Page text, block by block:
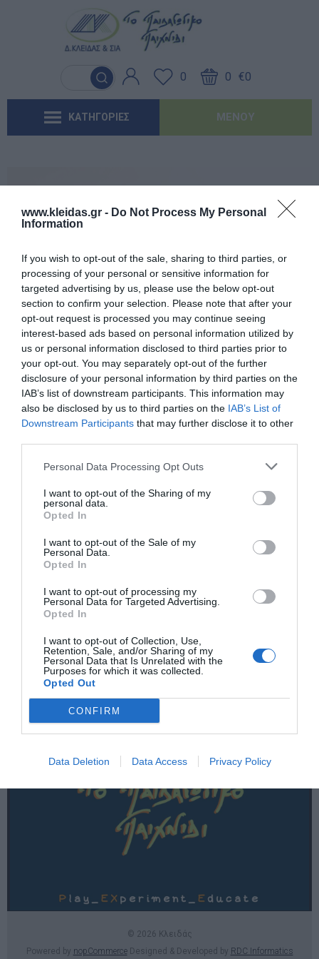
www.kleidas.gr - Do Not Process My Personal
Information
If you wish to opt-out of the sale, sharing to third parties, or
processing of your personal or sensitive information for
targeted advertising by us, please use the below opt-out
section to confirm your selection. Please note that after your
opt-out request is processed you may continue seeing
interest-based ads based on personal information utilized by
us or personal information disclosed to third parties prior to
your opt-out. You may separately opt-out of the further
disclosure of your personal information by third parties on the
IAB’s list of downstream participants. This information may
also be disclosed by us to third parties on the IAB’s List of
Downstream Participants that may further disclose it to other
Personal Data Processing Opt Outs
I want to opt-out of the Sharing of my
personal data.
Opted In
I want to opt-out of the Sale of my
Personal Data.
Opted In
I want to opt-out of processing my
Personal Data for Targeted Advertising.
Opted In
I want to opt-out of Collection, Use,
Retention, Sale, and/or Sharing of my
Personal Data that Is Unrelated with the
Purposes for which it was collected.
Opted Out
CONFIRM
Data Deletion Data Access Privacy Policy
0 0 €0
ΚΑΤΗΓΟΡΙΕΣ ΜΕΝΟΎ
Εγγεγραμμένος πελάτης
Θυμήσου με
Χρήσιμες σελίδες
E-SHOP
Επικοινωνία
© 2026 Κλειδάς
Powered by nopCommerceDesigned & Developed by RDC Informatics
Γλώσσα & Γραφή
Ανακαλύπτοντας τα Μαθηματικά
Φυσικές Επιστήμες
Λογοθεραπεία
Προβλήματα Όρασης
Βασικός εξοπλισμός & Μονάδες
Χειροτεχνία
Χορός & Θέατρο
Παιχνίδια Κήπου
Επαγγελματικές Παιδικές Χαρές
Συνθέσεις Παιδικής Χαράς για ΑμεΑ
Ιδέες για τα Χριστούγεννα
Ιδέες για τις Απόκριες
Ιδέες για το Πάσχα
Έντυπα-Βιβλία Παιδικών Σταθμων
Έντυπα-Βιβλία Νηπιαγωγείων
Έντυπα-Βιβλία Δημοτικών
'Έντυπα-Βιβλία Σχολικών Επιτροπών
Αναμνηστικά Νηπιαγωγείων